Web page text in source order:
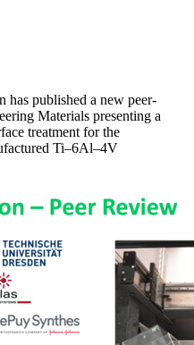
has published a new peer-
Materials presenting a
treatment for the
Ti–6Al–4V